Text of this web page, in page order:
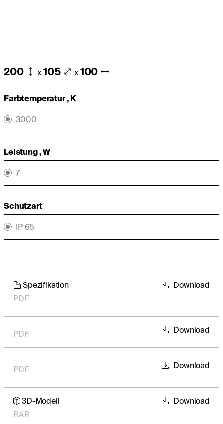
200 x 105 x 100
Farbtemperatur , K
3000
Leistung , W
7
Schutzart
IP 65
Spezifikation
PDF
Download
PDF Download
PDF Download
3D-Modell
RAR
Download